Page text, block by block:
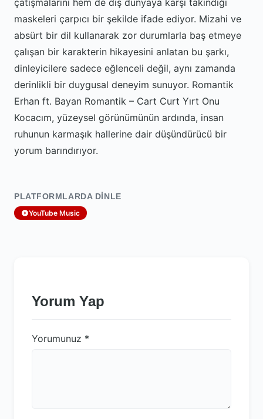
çatışmalarını hem de dış dünyaya karşı takındığı
maskeleri çarpıcı bir şekilde ifade ediyor. Mizahi ve
absürt bir dil kullanarak zor durumlarla baş etmeye
çalışan bir karakterin hikayesini anlatan bu şarkı,
dinleyicilere sadece eğlenceli değil, aynı zamanda
derinlikli bir duygusal deneyim sunuyor. Romantik
Erhan ft. Bayan Romantik – Cart Curt Yırt Onu
Kocacım, yüzeysel görünümünün ardında, insan
ruhunun karmaşık hallerine dair düşündürücü bir
yorum barındırıyor.
PLATFORMLARDA DINLE
YouTube Music
Yorum Yap
Yorumunuz *